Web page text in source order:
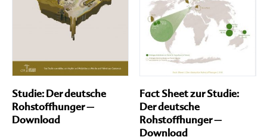
Studie: Der deutsche
Rohstoffhunger –
Download
Fact Sheet zur Studie:
Der deutsche
Rohstoffhunger –
Download